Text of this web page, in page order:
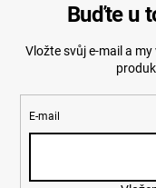
Buďte u
Vložte svůj e-mail a
E-mail